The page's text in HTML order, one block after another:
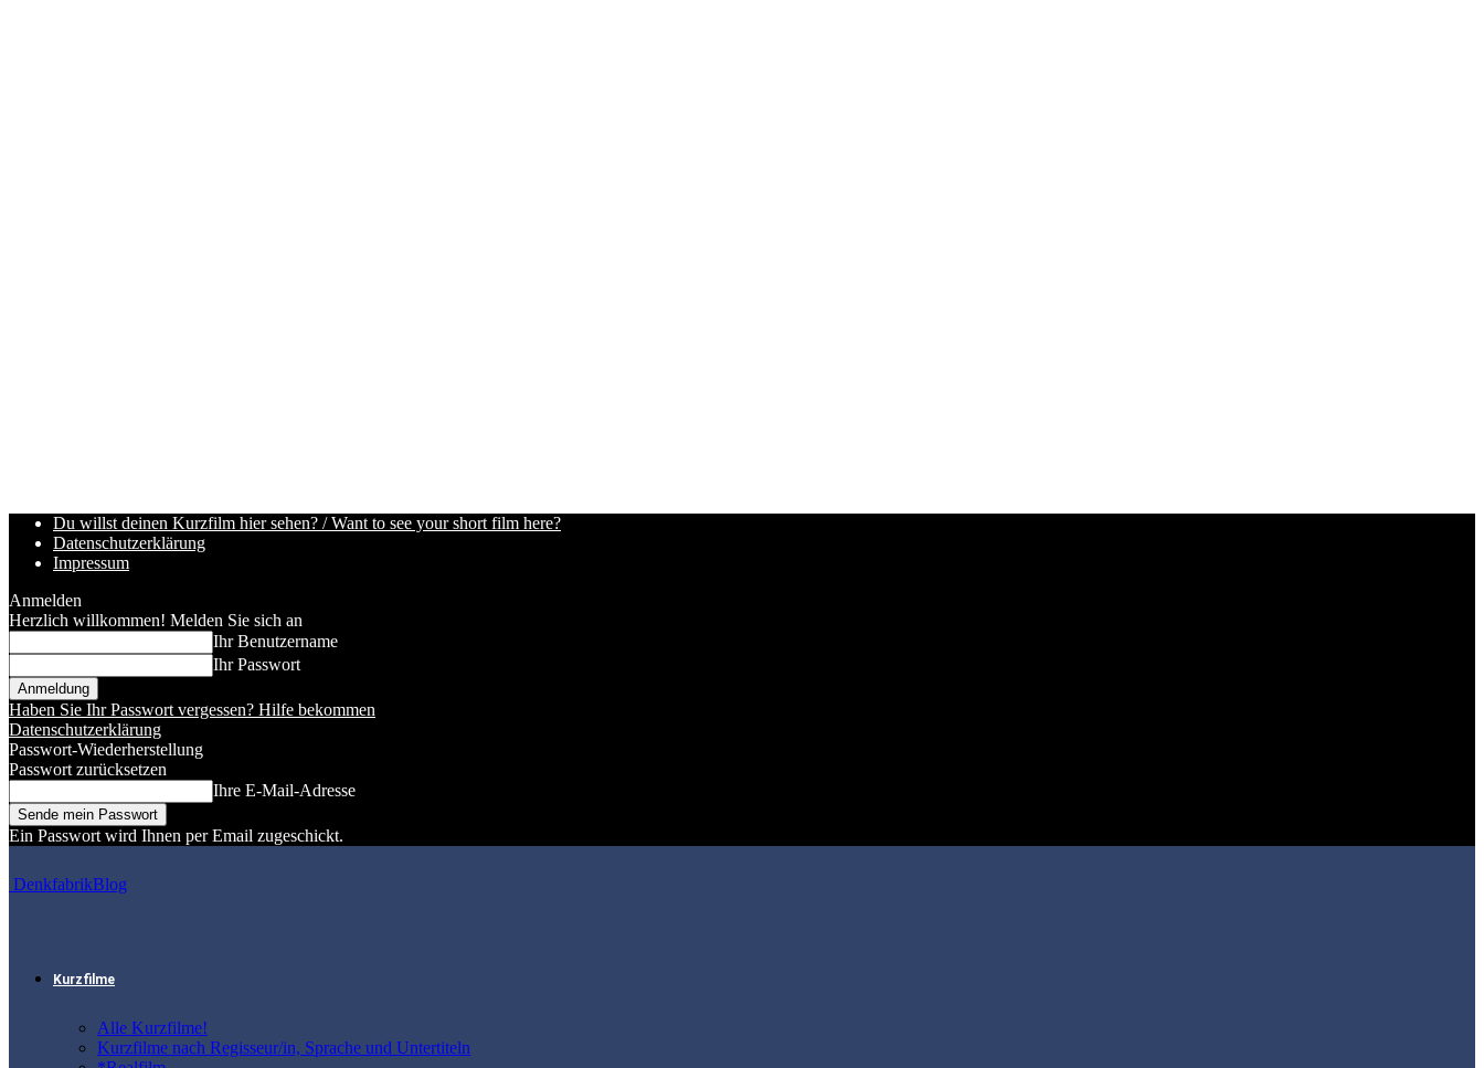
Du willst deinen Kurzfilm hier sehen? / Want to see your short film here?
Datenschutzerklärung
Impressum
Anmelden
Herzlich willkommen! Melden Sie sich an
Ihr Benutzername
Ihr Passwort
Haben Sie Ihr Passwort vergessen? Hilfe bekommen
Datenschutzerklärung
Passwort-Wiederherstellung
Passwort zurücksetzen
Ihre E-Mail-Adresse
Ein Passwort wird Ihnen per Email zugeschickt.
DenkfabrikBlog
Kurzfilme
Alle Kurzfilme!
Kurzfilme nach Regisseur/in, Sprache und Untertiteln